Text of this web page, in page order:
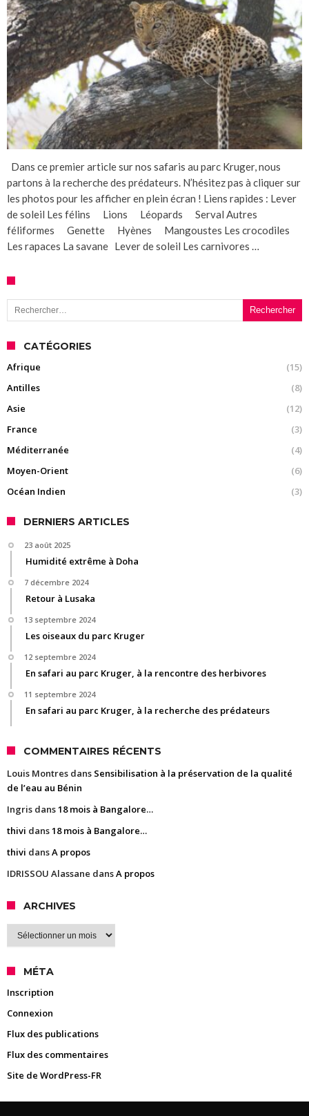
Dans ce premier article sur nos safaris au parc Kruger, nous
partons à la recherche des prédateurs. N’hésitez pas à cliquer sur
les photos pour les afficher en plein écran ! Liens rapides : Lever
de soleil Les félins Lions Léopards Serval Autres
féliformes Genette Hyènes Mangoustes Les crocodiles
Les rapaces La savane Lever de soleil Les carnivores …
Rechercher :
CATÉGORIES
Afrique
(15)
Antilles
(8)
Asie
(12)
France
(3)
Méditerranée
(4)
Moyen-Orient
(6)
Océan Indien
(3)
DERNIERS ARTICLES
23 août 2025
Humidité extrême à Doha
7 décembre 2024
Retour à Lusaka
13 septembre 2024
Les oiseaux du parc Kruger
12 septembre 2024
En safari au parc Kruger, à la rencontre des herbivores
11 septembre 2024
En safari au parc Kruger, à la recherche des prédateurs
COMMENTAIRES RÉCENTS
Louis Montres dans Sensibilisation à la préservation de la qualité
de l’eau au Bénin
Ingris dans18 mois à Bangalore…
thivi dans18 mois à Bangalore…
thivi dansA propos
IDRISSOU Alassane dansA propos
ARCHIVES
Archives
MÉTA
Inscription
Connexion
Flux des publications
Flux des commentaires
Site de WordPress-FR